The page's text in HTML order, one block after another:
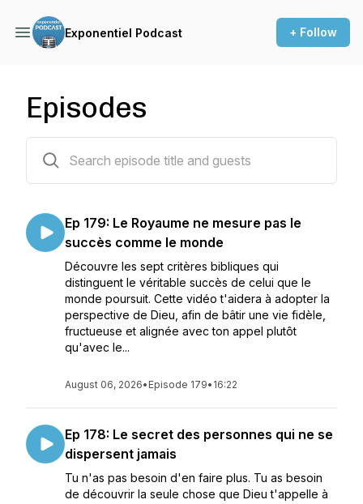
Exponentiel Podcast + Follow
Episodes
Ep 179: Le Royaume ne mesure pas le
succès comme le monde
Découvre les sept critères bibliques qui
distinguent le véritable succès de celui que le
monde poursuit. Cette vidéo t'aidera à adopter la
perspective de Dieu, afin de bâtir une vie fidèle,
fructueuse et alignée avec ton appel plutôt
qu'avec le...
August 06, 2026• Episode 179• 16:22
Ep 178: Le secret des personnes qui ne se
dispersent jamais
Tu n'as pas besoin d'en faire plus. Tu as besoin
de découvrir la seule chose que Dieu t'appelle à